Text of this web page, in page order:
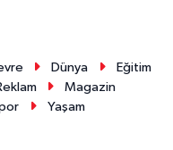
Dünya
Eğitim
Magazin
Yaşam